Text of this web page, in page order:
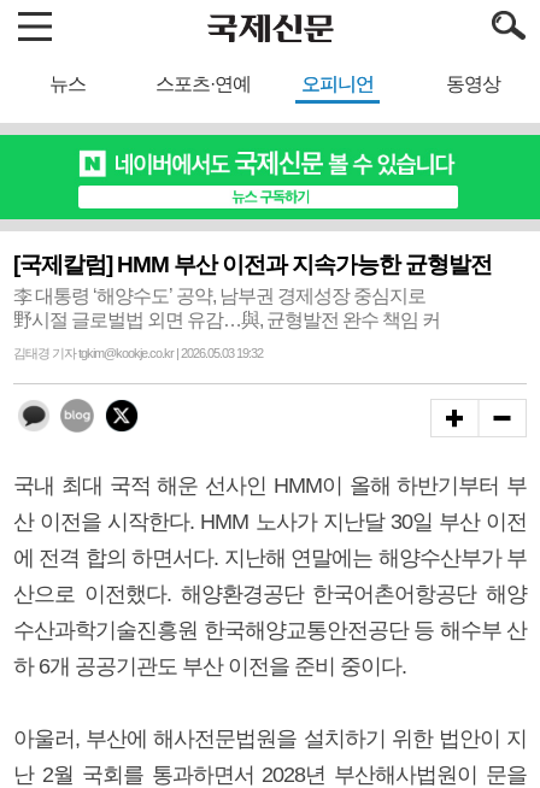
뉴스 스포츠·연예 오피니언 동영상
[국제칼럼] HMM 부산 이전과 지속가능한 균형발전
李 대통령 ‘해양수도’ 공약, 남부권 경제성장 중심지로
野시절 글로벌법 외면 유감…與, 균형발전 완수 책임 커
김태경 기자 tgkim@kookje.co.kr | 2026.05.03 19:32
국내 최대 국적 해운 선사인 HMM이 올해 하반기부터 부
산 이전을 시작한다. HMM 노사가 지난달 30일 부산 이전
에 전격 합의 하면서다. 지난해 연말에는 해양수산부가 부
산으로 이전했다. 해양환경공단 한국어촌어항공단 해양
수산과학기술진흥원 한국해양교통안전공단 등 해수부 산
하 6개 공공기관도 부산 이전을 준비 중이다.
아울러, 부산에 해사전문법원을 설치하기 위한 법안이 지
난 2월 국회를 통과하면서 2028년 부산해사법원이 문을